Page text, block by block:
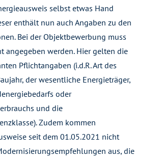
selbst etwas Hand
enthält nun auch Angaben zu den
Bei der Objektbewerbung muss
angegeben werden. Hier gelten die
Pflichtangaben (i.d.R. Art des
der wesentliche Energieträger,
oder
und die
Zudem kommen
seit dem 01.05.2021 nicht
aus, die